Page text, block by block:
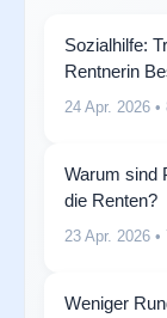
Sozialhilfe:
Rentnerin
24 Apr. 2026 •
Warum sind
die Renten?
23 Apr. 2026 •
Weniger